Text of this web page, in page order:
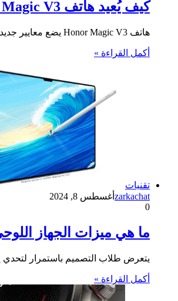
كيف يُعيد هاتف Honor Magic V3 تعريف تجربة الشاشات المزدوجة؟
هاتف Honor Magic V3 يضع معايير جديدة في صناعة الهواتف الذكية من خلال تقنيته المبتكرة للشاشات المزدوجة. على عكس أي…
أكمل القراءة »
تقنيات
zarkachat أغسطس 8, 2024
0
ما هي ميزات الجهاز
يتعرض طلاب التصميم باستمرار لتحدي
أكمل القراءة »